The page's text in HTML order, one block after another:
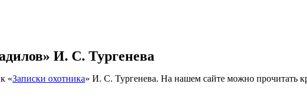
И. С. Тургенева
«Записки охотника» И. С. Тургенева. На нашем сайте можно прочитать